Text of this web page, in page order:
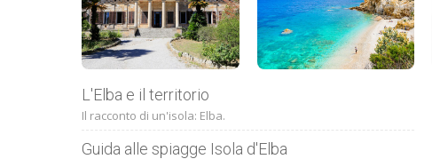
L'Elba e il territorio
Il racconto di un'isola: Elba.
Guida alle spiagge Isola d'Elba